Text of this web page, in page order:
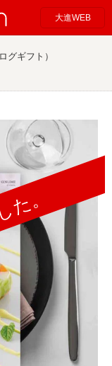
大進WEB
グギフト）
。